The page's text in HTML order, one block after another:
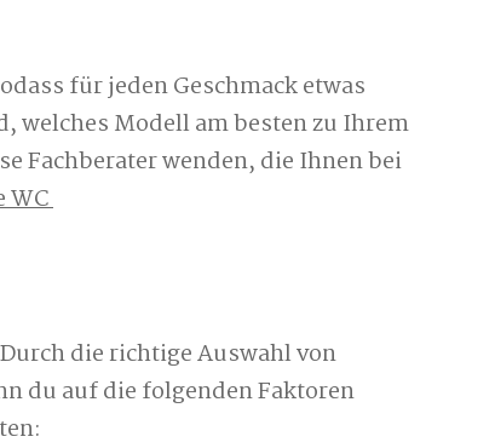
für jeden Geschmack etwas
welches Modell am besten zu Ihrem
Fachberater wenden, die Ihnen bei
WC
die richtige Auswahl von
du auf die folgenden Faktoren